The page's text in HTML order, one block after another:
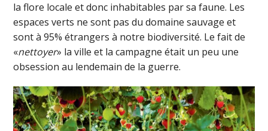
la flore locale et donc inhabitables par sa faune. Les
espaces verts ne sont pas du domaine sauvage et
sont à 95% étrangers à notre biodiversité. Le fait de
«nettoyer» la ville et la campagne était un peu une
obsession au lendemain de la guerre.